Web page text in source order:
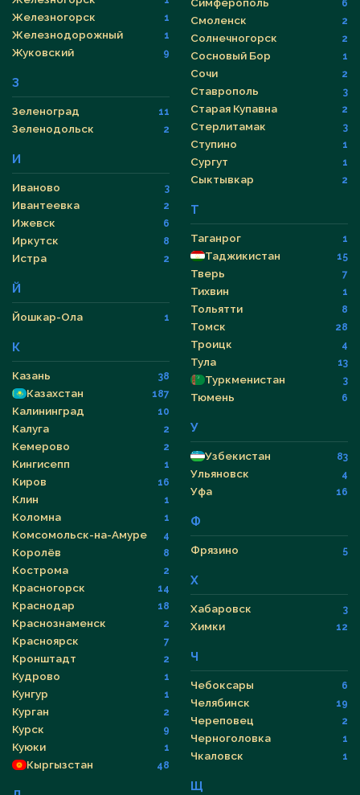
Железногорск 1
Железнодорожный 1
Жуковский 9
З
Зеленоград 11
Зеленодольск 2
И
Иваново 3
Ивантеевка 2
Ижевск 6
Иркутск 8
Истра 2
Й
Йошкар-Ола 1
К
Казань 38
Казахстан 187
Калининград 10
Калуга 2
Кемерово 2
Кингисепп 1
Киров 16
Клин 1
Коломна 1
Комсомольск-на-Амуре 4
Королёв 8
Кострома 2
Красногорск 14
Краснодар 18
Краснознаменск 2
Красноярск 7
Кронштадт 2
Кудрово 1
Кунгур 1
Курган 2
Курск 9
Куюки 1
Кыргызстан 48
Симферополь 6
Смоленск 2
Солнечногорск 2
Сосновый Бор 1
Сочи 2
Ставрополь 3
Старая Купавна 2
Стерлитамак 3
Ступино 1
Сургут 1
Сыктывкар 2
Т
Таганрог 1
Таджикистан 15
Тверь 7
Тихвин 1
Тольятти 8
Томск 28
Троицк 4
Тула 13
Туркменистан 3
Тюмень 6
У
Узбекистан 83
Ульяновск 4
Уфа 16
Ф
Фрязино 5
Х
Хабаровск 3
Химки 12
Ч
Чебоксары 6
Челябинск 19
Череповец 2
Черноголовка 1
Чкаловск 1
Щ